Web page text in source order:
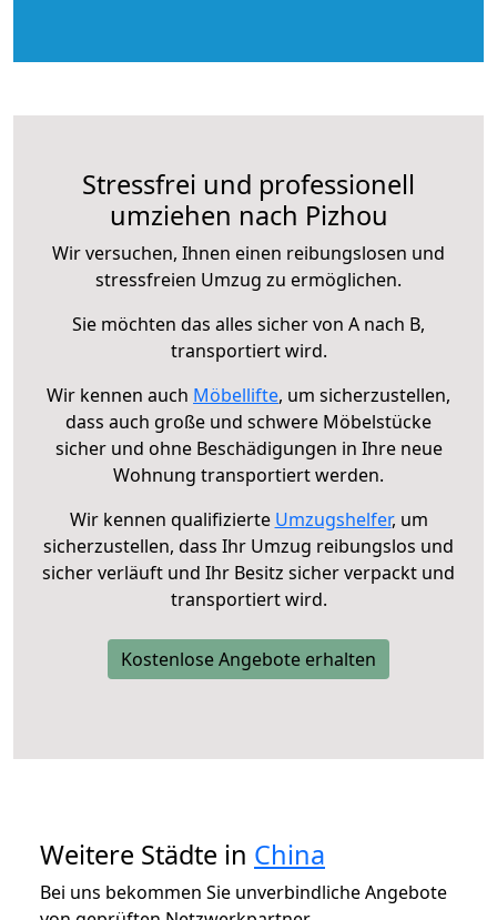
Stressfrei und professionell
umziehen nach Pizhou
Wir versuchen, Ihnen einen reibungslosen und
stressfreien Umzug zu ermöglichen.
Sie möchten das alles sicher von A nach B,
transportiert wird.
Wir kennen auch Möbellifte, um sicherzustellen,
dass auch große und schwere Möbelstücke
sicher und ohne Beschädigungen in Ihre neue
Wohnung transportiert werden.
Wir kennen qualifizierte Umzugshelfer, um
sicherzustellen, dass Ihr Umzug reibungslos und
sicher verläuft und Ihr Besitz sicher verpackt und
transportiert wird.
Kostenlose Angebote erhalten
Weitere Städte in China
Bei uns bekommen Sie unverbindliche Angebote